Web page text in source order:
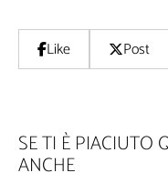
Like Post
SE TI È PIACIUTO
ANCHE